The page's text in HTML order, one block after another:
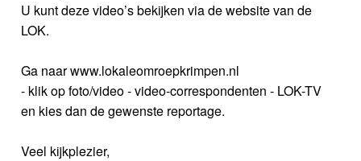
U kunt deze video’s bekijken via de website van de
LOK.
Ga naar www.lokaleomroepkrimpen.nl
- klik op foto/video - video-correspondenten - LOK-TV
en kies dan de gewenste reportage.
Veel kijkplezier,